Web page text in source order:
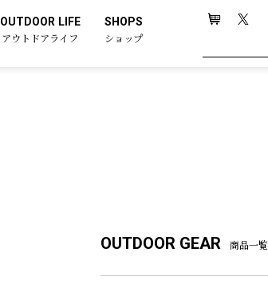
OUTDOOR LIFE
アウトドアライフ
SHOPS
ショップ
OUTDOOR GEAR 商品一覧